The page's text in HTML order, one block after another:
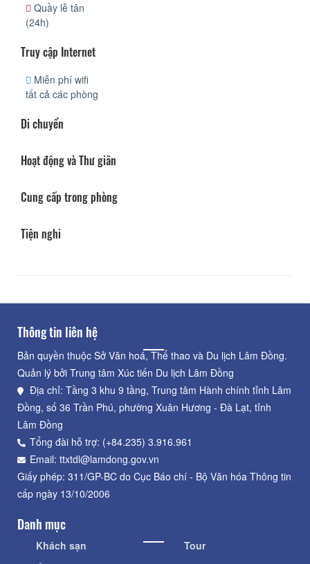
Quầy lễ tân
(24h)
Truy cập Internet
Miễn phí wifi
tất cả các phòng
Di chuyển
Hoạt động và Thư giãn
Cung cấp trong phòng
Tiện nghi
Thông tin liên hệ
Bản quyền thuộc Sở Văn hoá, Thể thao và Du lịch Lâm Đồng.
Quản lý bởi Trung tâm Xúc tiến Du lịch Lâm Đồng
Địa chỉ: Tầng 3 khu 9 tầng, Trung tâm Hành chính tỉnh Lâm
Đồng, số 36 Trần Phú, phường Xuân Hương - Đà Lạt, tỉnh
Lâm Đồng
Tổng đài hỗ trợ: (+84.235) 3.916.961
Email: ttxtdl@lamdong.gov.vn
Giấy phép: 311/GP-BC do Cục Báo chí - Bộ Văn hóa Thông tin
cấp ngày 13/10/2006
Danh mục
Khách sạn
Tour